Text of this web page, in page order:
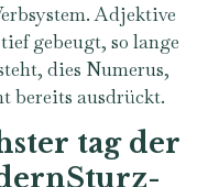
Adjektive
gebeugt, so lange
dies Numerus,
bereits ausdrückt.
tag der